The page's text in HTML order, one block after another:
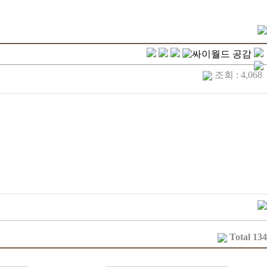
조회 : 4,068
Total 134